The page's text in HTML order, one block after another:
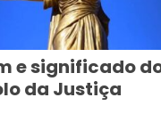
e significado
da Justiça